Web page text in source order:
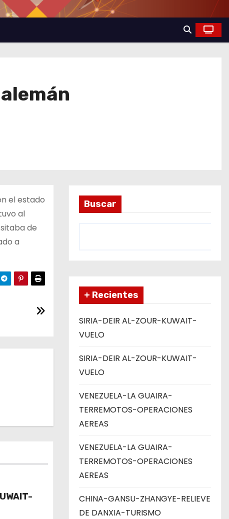
el estado
al
de
a
Buscar
+ Recientes
SIRIA-DEIR AL-ZOUR-KUWAIT-
VUELO
SIRIA-DEIR AL-ZOUR-KUWAIT-
VUELO
VENEZUELA-LA GUAIRA-
TERREMOTOS-OPERACIONES
AEREAS
VENEZUELA-LA GUAIRA-
TERREMOTOS-OPERACIONES
AEREAS
CHINA-GANSU-ZHANGYE-RELIEVE
DE DANXIA-TURISMO